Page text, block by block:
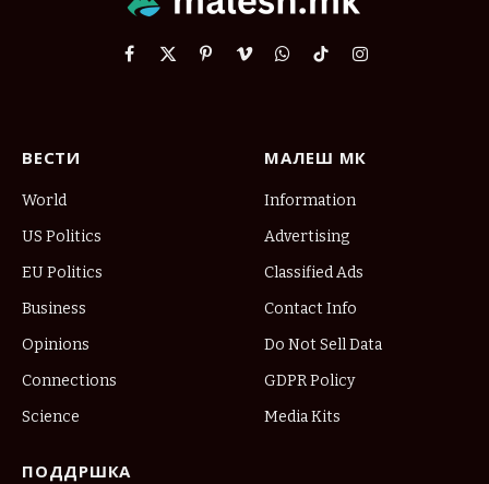
Facebook
X
PinterestVimeoWhatsApp
TikTokInstagram
ВЕСТИ
World
US Politics
EU Politics
Business
Opinions
Connections
Science
МАЛЕШ МК
Information
Advertising
Classified Ads
Contact Info
Do Not Sell Data
GDPR Policy
Media Kits
ПОДДРШКА